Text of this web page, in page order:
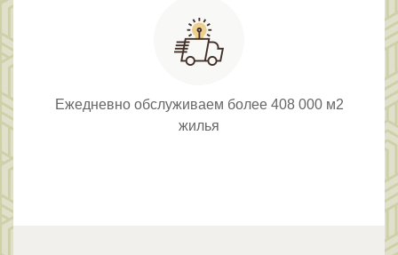
Ежедневно обслуживаем более 408 000 м2
жилья